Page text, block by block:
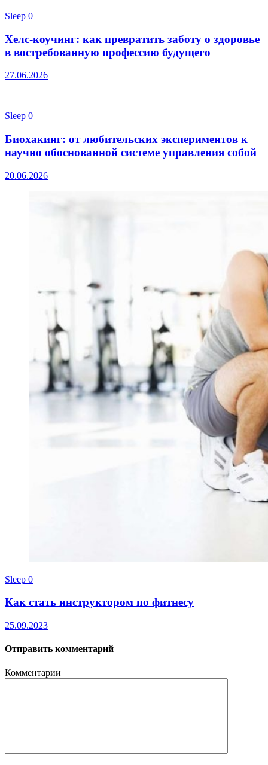
Sleep 0
Хелс-коучинг: как превратить заботу о здоровье
в востребованную профессию будущего
27.06.2026
Sleep 0
Биохакинг: от любительских экспериментов к
научно обоснованной системе управления собой
20.06.2026
Sleep 0
Как стать инструктором по фитнесу
25.09.2023
Отправить комментарий
Комментарии